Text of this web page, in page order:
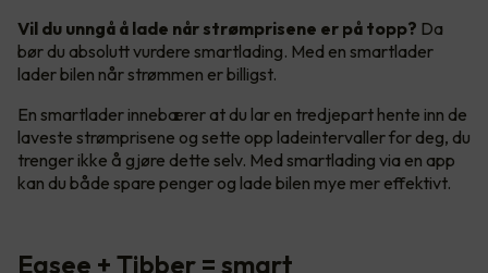
Vil du unngå å lade når strømprisene er på topp? Da
bør du absolutt vurdere smartlading. Med en smartlader
lader bilen når strømmen er billigst.
En smartlader innebærer at du lar en tredjepart hente inn de
laveste strømprisene og sette opp ladeintervaller for deg, du
trenger ikke å gjøre dette selv. Med smartlading via en app
kan du både spare penger og lade bilen mye mer effektivt.
Easee + Tibber = smart